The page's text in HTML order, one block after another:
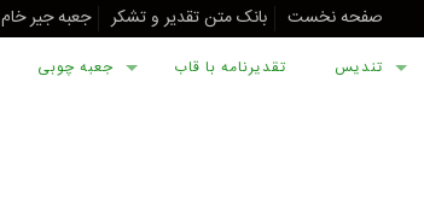
صفحه نخست بانک متن تقدیر و تشکر جعبه جیر خام
تندیس تقدیرنامه با قاب جعبه چوبی